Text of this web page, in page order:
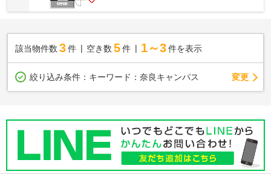
該当物件数 3件 空き数 5 件 1～3 件を表示
絞り込み条件： キーワード：奈良キャンパス 変更